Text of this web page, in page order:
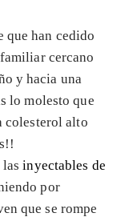
que han cedido
cercano
y hacia una
lo molesto que
colesterol alto
lasinyectables de
por
que se rompe